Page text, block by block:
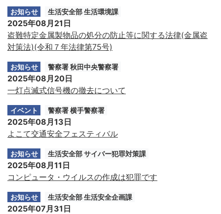
お知らせ 生活安全部 生活環境課
2025年08月21日
盗難特定金属製物品の処分の防止等に関する法律(金属盗
対策法)(令和７年法律第75号)
お知らせ 警察署 秋田中央警察署
2025年08月20日
一灯点滅式信号機の撤去について
イベント 警察署 横手警察署
2025年08月13日
よこて交通安全フェスティバル
お知らせ 生活安全部 サイバー犯罪対策課
2025年08月11日
コンピュータ・ウイルスの作成は犯罪です
お知らせ 生活安全部 生活安全企画課
2025年07月31日